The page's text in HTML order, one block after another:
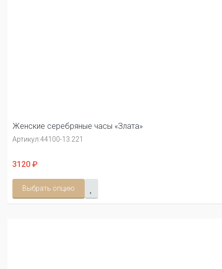
Женские серебряные часы «Злата»
Артикул:44100-13.221
3120 ₽
Выбрать опцию